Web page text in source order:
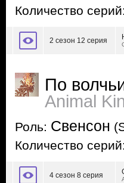
Количество
2 сезон 12 серия
По
Animal
Роль: Свенсон
Количество
4 сезон 8 серия